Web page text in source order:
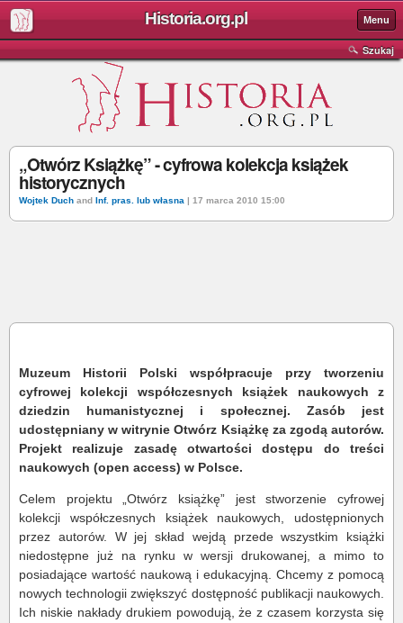
Historia.org.pl Menu
Szukaj
„Otwórz Książkę” - cyfrowa kolekcja książek
historycznych
Wojtek Duch and Inf. pras. lub własna | 17 marca 2010 15:00
Muzeum Historii Polski współpracuje przy tworzeniu
cyfrowej kolekcji współczesnych książek naukowych z
dziedzin humanistycznej i społecznej. Zasób jest
udostępniany w witrynie Otwórz Książkę za zgodą autorów.
Projekt realizuje zasadę otwartości dostępu do treści
naukowych (open access) w Polsce.
Celem projektu „Otwórz książkę” jest stworzenie cyfrowej
kolekcji współczesnych książek naukowych, udostępnionych
przez autorów. W jej skład wejdą przede wszystkim książki
niedostępne już na rynku w wersji drukowanej, a mimo to
posiadające wartość naukową i edukacyjną. Chcemy z pomocą
nowych technologii zwiększyć dostępność publikacji naukowych.
Ich niskie nakłady drukiem powodują, że z czasem korzysta się